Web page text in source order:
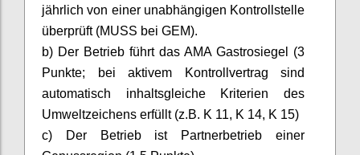
jährlich von einer unabhängigen Kontrollstelle
überprüft (MUSS bei GEM).
b) Der Betrieb führt das AMA Gastrosiegel
(3
Punkte; bei aktivem Kontrollvertrag sind
automatisch inhaltsgleiche Kriterien des
Umweltzeichens erfüllt (z.B. K 11, K 14, K 15)
c) Der Betrieb ist Partnerbetrieb einer